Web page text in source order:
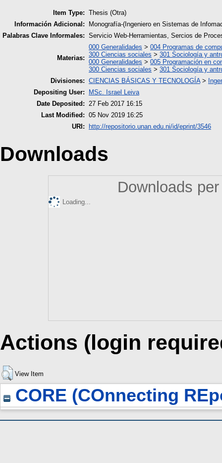
Item Type: Thesis (Otra)
Información Adicional:
Monografía-(Ingeniero en Sistemas de
Palabras Clave Informales: Servicio Web-Herramientas, Sercios de
Materias:
000 Generalidades > 004 Programas de
300 Ciencias sociales > 301 Sociología y
000 Generalidades > 005 Programación en
300 Ciencias sociales > 301 Sociología y
Divisiones: CIENCIAS BÁSICAS Y TECNOLOGÍA>
Depositing User:
MSc. Israel Leiva
Date Deposited:
27 Feb 2017 16:15
Last Modified: 05 Nov 2019 16:25
URI:
http://repositorio.unan.edu.ni/id/eprint/3546
Downloads
Downloads
Loading...
Actions (login
View Item
CORE (COnnecting